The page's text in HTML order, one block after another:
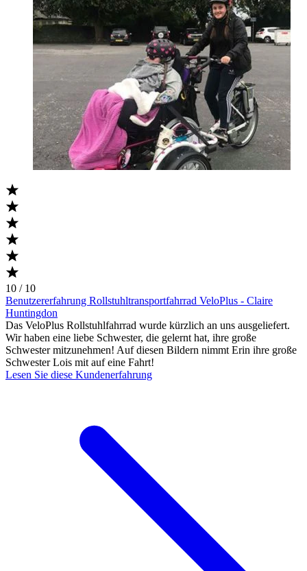
10 / 10
Benutzererfahrung Rollstuhltransportfahrrad VeloPlus - Claire
Huntingdon
Das VeloPlus Rollstuhlfahrrad wurde kürzlich an uns ausgeliefert.
Wir haben eine liebe Schwester, die gelernt hat, ihre große
Schwester mitzunehmen! Auf diesen Bildern nimmt Erin ihre große
Schwester Lois mit auf eine Fahrt!
Lesen Sie diese Kundenerfahrung